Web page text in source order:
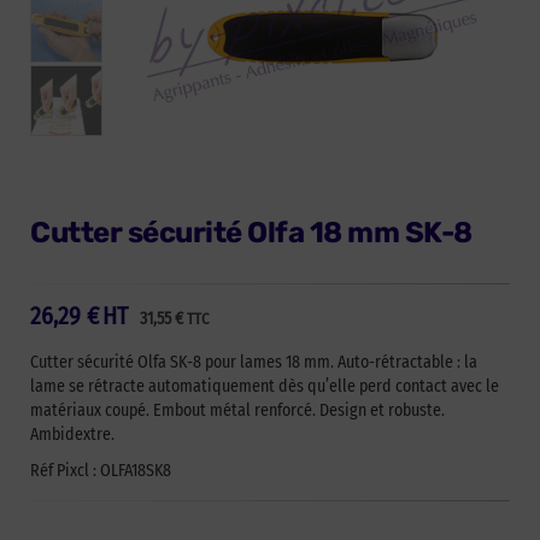
Cutter sécurité Olfa 18 mm SK-8
26,29 € 31,55€ TTC
HT
Cutter sécurité Olfa SK-8 pour lames 18 mm. Auto-rétractable : la
lame se rétracte automatiquement dès qu’elle perd contact avec le
matériaux coupé. Embout métal renforcé. Design et robuste.
Ambidextre.
Réf Pixcl : OLFA18SK8